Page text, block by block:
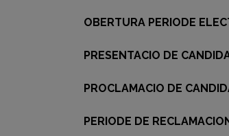
OBERTURA PERIODE
PRESENTACIO DE
PROCLAMACIO DE
PERIODE DE